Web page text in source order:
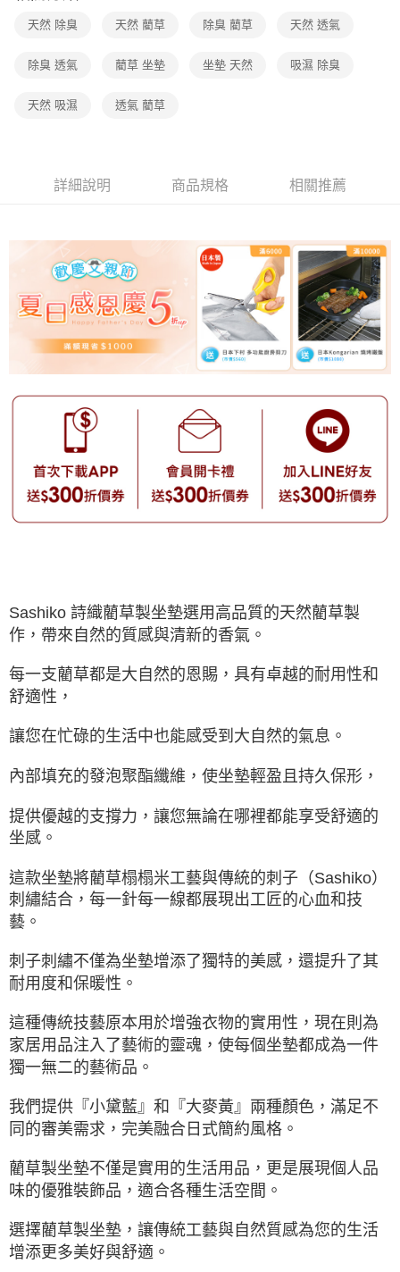
天然 除臭 天然 藺草 除臭 藺草 天然 透氣
除臭 透氣 藺草 坐墊 坐墊 天然 吸濕 除臭
天然 吸濕 透氣 藺草
詳細說明 商品規格 相關推薦
Sashiko 詩織藺草製坐墊選用高品質的天然藺草製
作，帶來自然的質感與清新的香氣。
每一支藺草都是大自然的恩賜，具有卓越的耐用性和
舒適性，
讓您在忙碌的生活中也能感受到大自然的氣息。
內部填充的發泡聚酯纖維，使坐墊輕盈且持久保形，
提供優越的支撐力，讓您無論在哪裡都能享受舒適的
坐感。
這款坐墊將藺草榻榻米工藝與傳統的刺子（Sashiko）
刺繡結合，每一針每一線都展現出工匠的心血和技
藝。
刺子刺繡不僅為坐墊增添了獨特的美感，還提升了其
耐用度和保暖性。
這種傳統技藝原本用於增強衣物的實用性，現在則為
家居用品注入了藝術的靈魂，使每個坐墊都成為一件
獨一無二的藝術品。
我們提供『小黛藍』和『大麥黃』兩種顏色，滿足不
同的審美需求，完美融合日式簡約風格。
藺草製坐墊不僅是實用的生活用品，更是展現個人品
味的優雅裝飾品，適合各種生活空間。
選擇藺草製坐墊，讓傳統工藝與自然質感為您的生活
增添更多美好與舒適。